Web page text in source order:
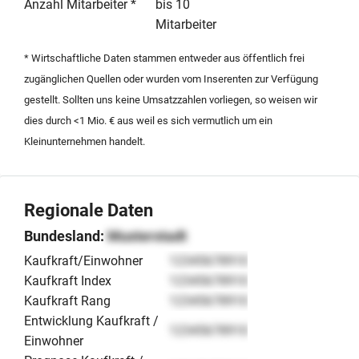
sowie die etablierte Marktpositionierung erhebliche
Wachstumspotenziale im Bereich der gesunden
strategische Investoren oder operativ erfahrene Käufer,
die von der bestehenden Infrastruktur und den
exzellenten Handelskontakten profitieren möchten.
Anzahl Mitarbeiter *
bis 10
Mitarbeiter
* Wirtschaftliche Daten stammen entweder aus öffentlich frei
zugänglichen Quellen oder wurden vom Inserenten zur Verfügung
gestellt. Sollten uns keine Umsatzzahlen vorliegen, so weisen wir
dies durch <1 Mio. € aus weil es sich vermutlich um ein
Kleinunternehmen handelt.
Regionale Daten
Bundesland: Musterstadt
Kaufkraft/Einwohner
12345678910
Kaufkraft Index
12345678910
Kaufkraft Rang
12345678910
Entwicklung Kaufkraft /
Einwohner
12345678910